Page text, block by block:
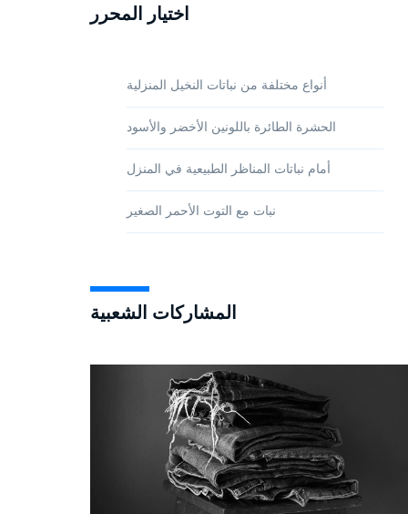
اختيار المحرر
أنواع مختلفة من نباتات النخيل المنزلية
الحشرة الطائرة باللونين الأخضر والأسود
أمام نباتات المناظر الطبيعية في المنزل
نبات مع التوت الأحمر الصغير
المشاركات الشعبية